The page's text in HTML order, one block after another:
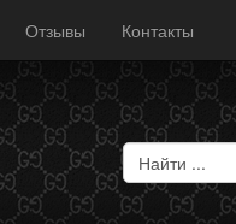
Отзывы Контакты